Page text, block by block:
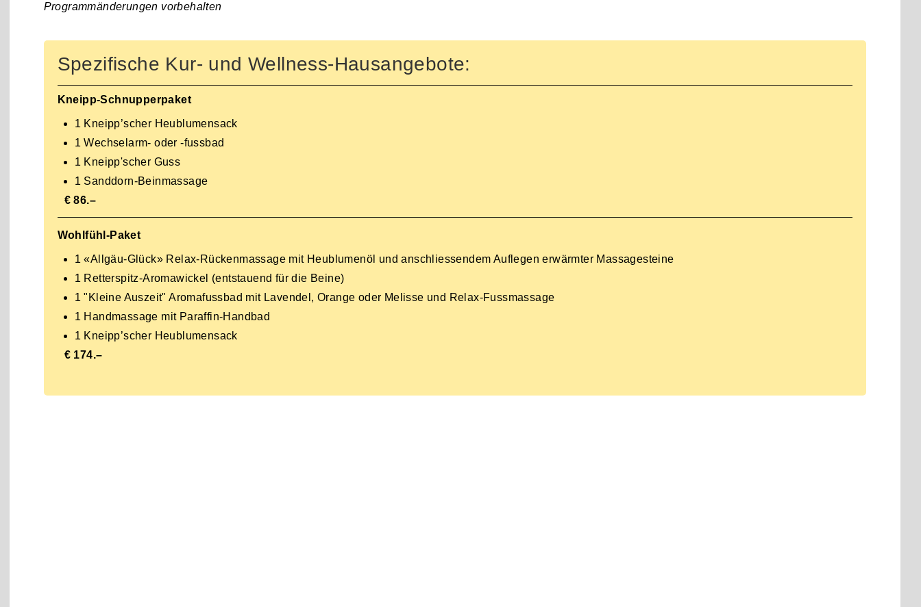
Programmänderungen vorbehalten
Spezifische Kur- und Wellness-Hausangebote:
Kneipp-Schnupperpaket
1 Kneipp’scher Heublumensack
1 Wechselarm- oder -fussbad
1 Kneipp'scher Guss
1 Sanddorn-Beinmassage
€ 86.–
Wohlfühl-Paket
1 «Allgäu-Glück» Relax-Rückenmassage mit Heublumenöl und anschliessendem Auflegen erwärmter Massagesteine
1 Retterspitz-Aromawickel (entstauend für die Beine)
1 "Kleine Auszeit" Aromafussbad mit Lavendel, Orange oder Melisse und Relax-Fussmassage
1 Handmassage mit Paraffin-Handbad
1 Kneipp’scher Heublumensack
€ 174.–